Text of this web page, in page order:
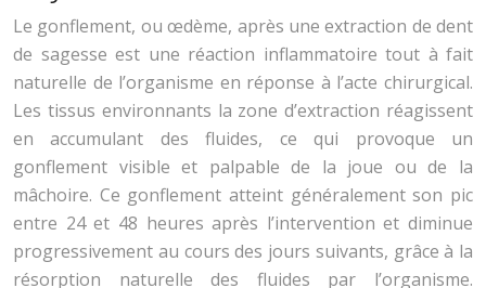
Le gonflement, ou œdème, après une extraction de dent
de sagesse est une réaction inflammatoire tout à fait
naturelle de l’organisme en réponse à l’acte chirurgical.
Les tissus environnants la zone d’extraction réagissent
en accumulant des fluides, ce qui provoque un
gonflement visible et palpable de la joue ou de la
mâchoire. Ce gonflement atteint généralement son pic
entre 24 et 48 heures après l’intervention et diminue
progressivement au cours des jours suivants, grâce à la
résorption naturelle des fluides par l’organisme.